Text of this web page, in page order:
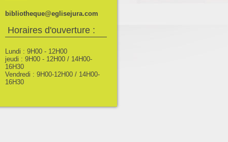
bibliotheque@eglisejura.com
Horaires d'ouverture :
Lundi : 9H00 - 12H00
jeudi : 9H00 - 12H00 / 14H00-
16H30
Vendredi : 9H00-12H00 / 14H00-
16H30